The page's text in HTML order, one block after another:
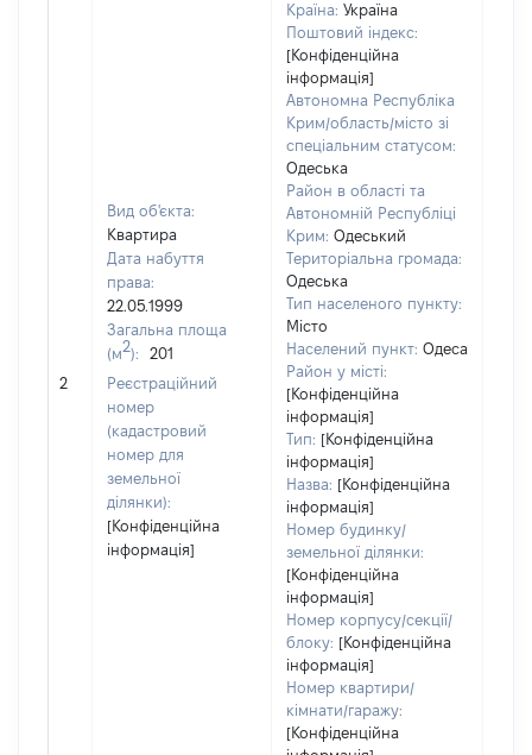
2
Вид об'єкта:
Квартира
Дата набуття
права:
22.05.1999
Загальна площа
(м2):
201
Реєстраційний
номер
(кадастровий
номер для
земельної
ділянки):
[Конфіденційна
інформація]
Країна: Україна
Поштовий індекс:
[Конфіденційна
інформація]
Автономна Республіка
Крим/область/місто зі
спеціальним статусом:
Одеська
Район в області та
Автономній Республіці
Крим: Одеський
Територіальна громада:
Одеська
Тип населеного пункту:
Місто
Населений пункт: Одеса
Район у місті:
[Конфіденційна
інформація]
Тип: [Конфіденційна
інформація]
Назва: [Конфіденційна
інформація]
Номер будинку/
земельної ділянки:
[Конфіденційна
інформація]
Номер корпусу/секції/
блоку: [Конфіденційна
інформація]
Номер квартири/
кімнати/гаражу:
[Конфіденційна